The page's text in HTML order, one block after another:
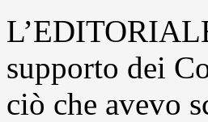
supporto dei
ciò che avevo